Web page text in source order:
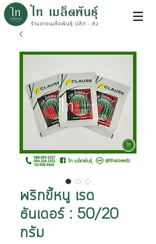
ไท เมล็ดพันธุ์
ร้านขายเมล็ดพันธุ์ ปลีก - ส่ง
พริกขี้หนู เรด
ธันเดอร์ : 50/20
กรัม